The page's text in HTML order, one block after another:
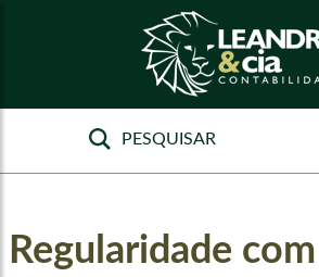
Regularidade